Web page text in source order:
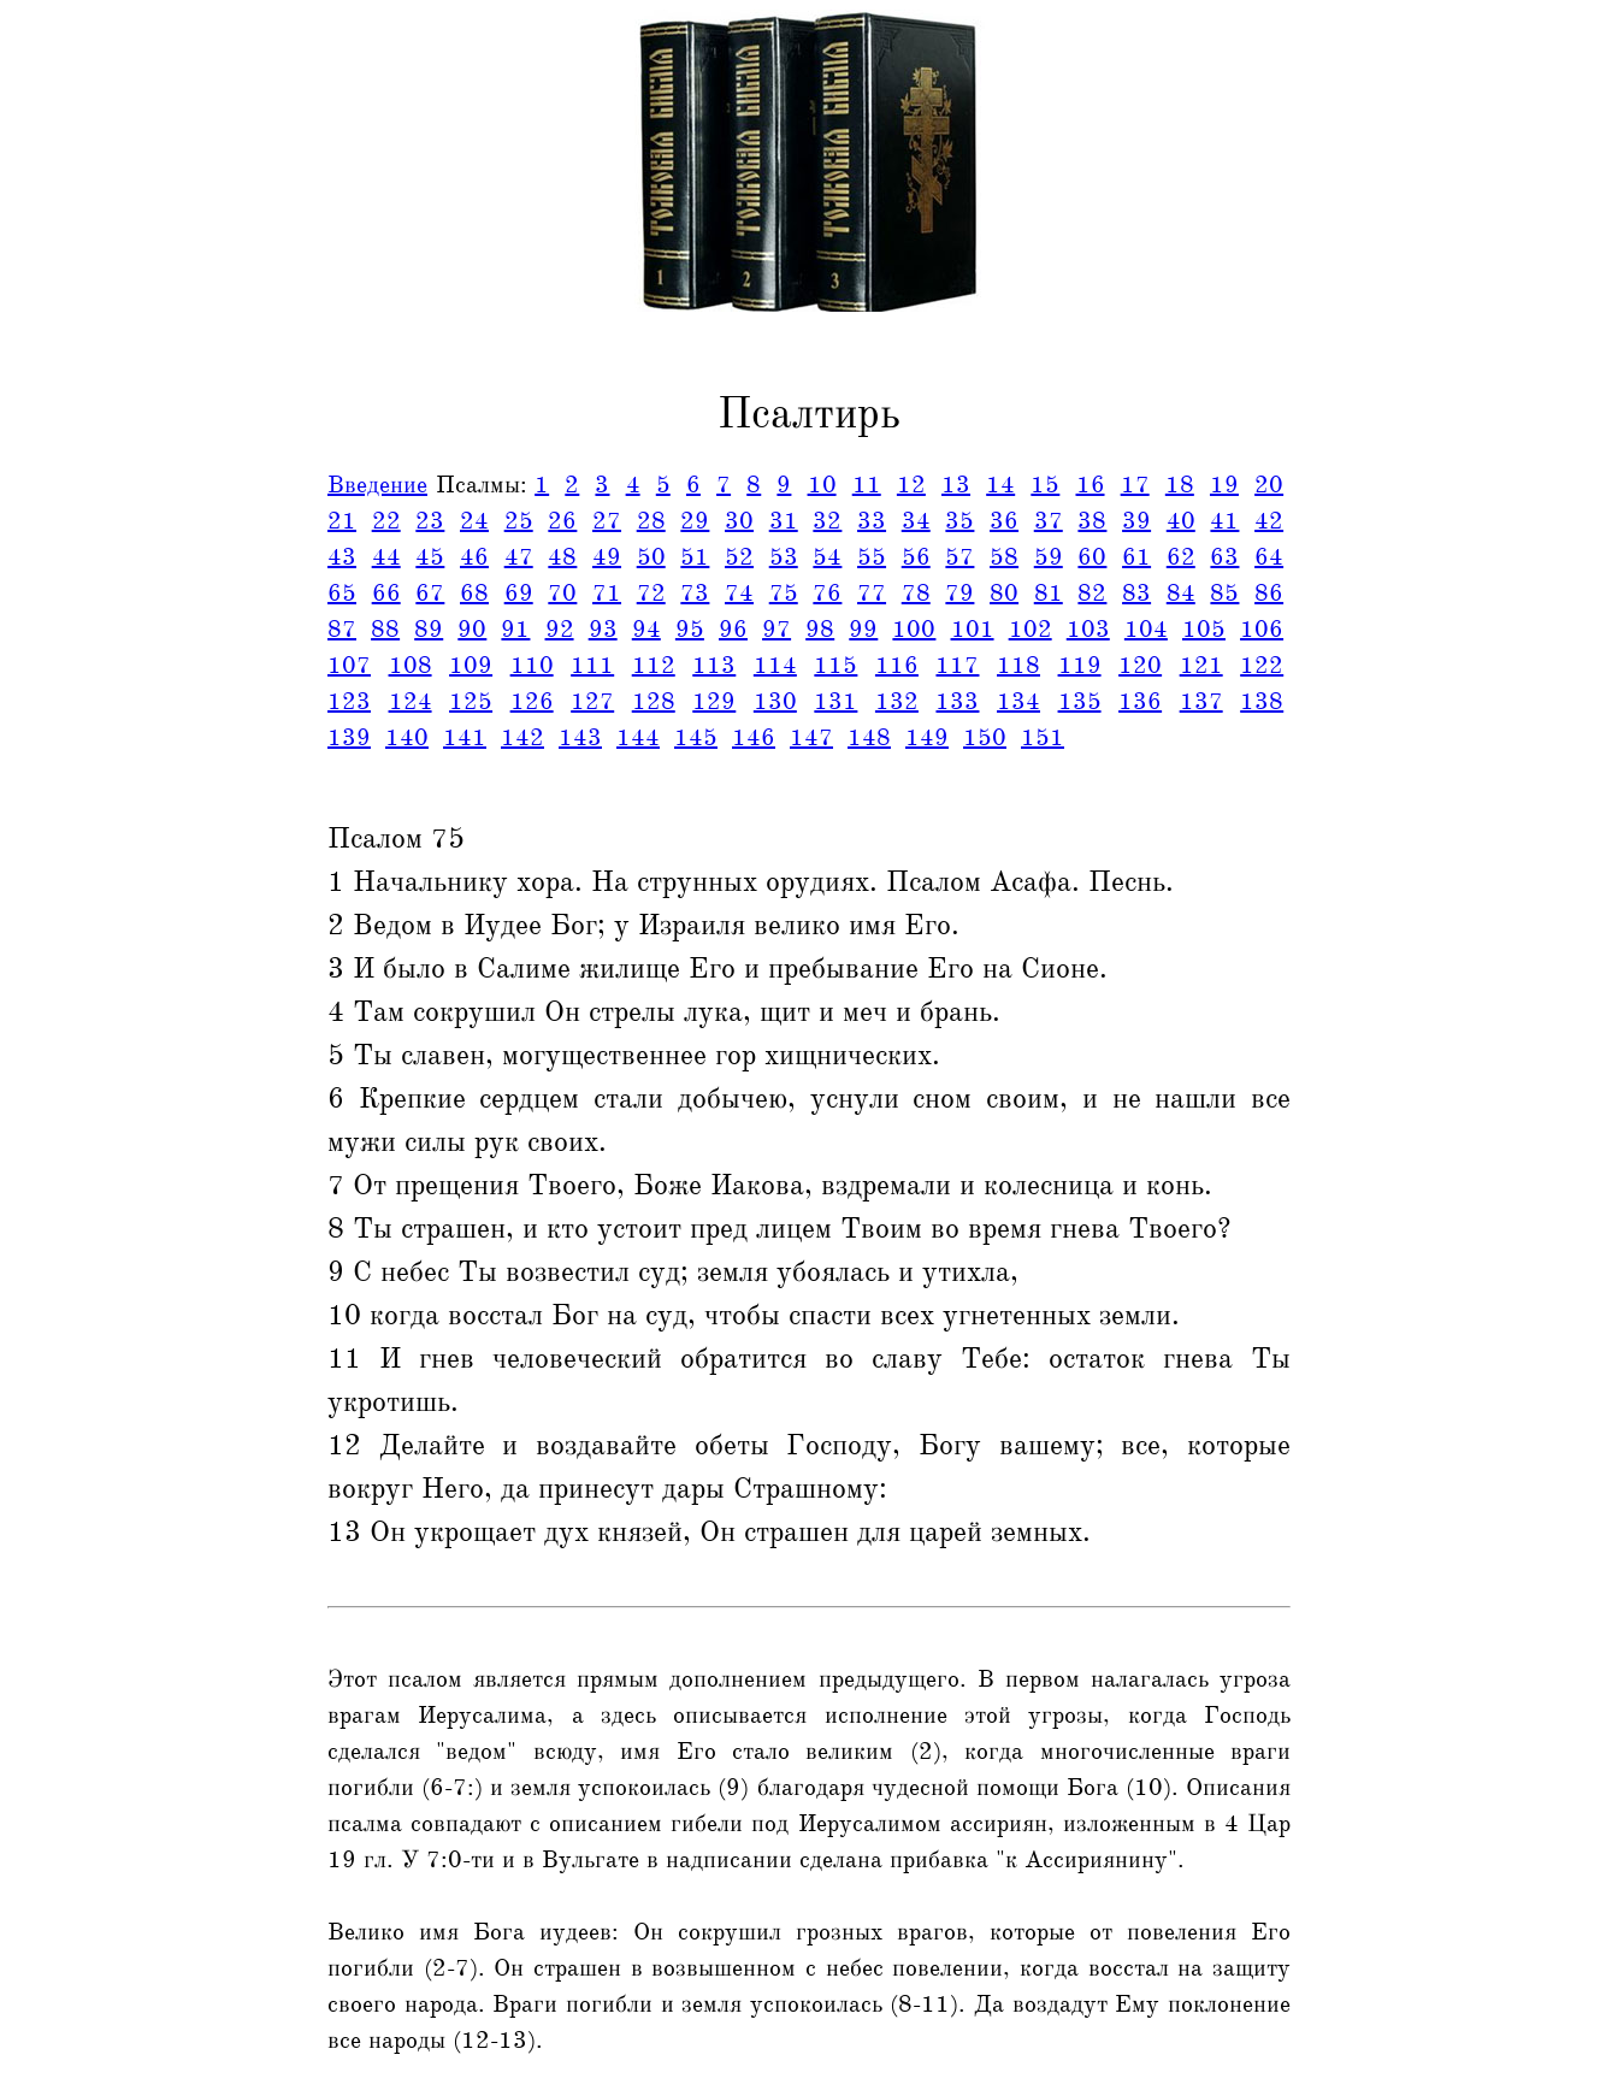
Псалтирь
Введение Псалмы: 1 2 3 4 5 6 7 8 9 10 11 12 13 14 15 16 17 18 19
20
21
22 23 24 25 26 27 28 29 30 31 32 33 34 35 36 37 38 39 40 41
42
43
44 45 46 47 48 49 50 51 52 53 54 55 56 57 58 59 60 61 62 63
64
65 66 67 68 69 70 71 72 73 74 75 76 77 78 79 80 81 82 83 84 85 86
87 88 89 90 91 92 93 94 95 96 97 98 99 100 101 102 103 104 105 106
107
108 109 110 111 112 113 114 115 116 117 118 119 120 121
122
123
124 125 126 127 128 129 130 131 132 133 134 135 136 137
138
139
140 141 142 143 144 145 146 147 148 149 150 151
Псалом 75
1 Начальнику хора. На струнных орудиях. Псалом Асафа. Песнь.
2 Ведом в Иудее Бог; у Израиля велико имя Его.
3 И было в Салиме жилище Его и пребывание Его на Сионе.
4 Там сокрушил Он стрелы лука, щит и меч и брань.
5 Ты славен, могущественнее гор хищнических.
6 Крепкие сердцем стали добычею, уснули сном своим, и не нашли все
мужи силы рук своих.
7 От прещения Твоего, Боже Иакова, вздремали и колесница и конь.
8 Ты страшен, и кто устоит пред лицем Твоим во время гнева Твоего?
9 С небес Ты возвестил суд; земля убоялась и утихла,
10 когда восстал Бог на суд, чтобы спасти всех угнетенных земли.
11 И гнев человеческий обратится во славу Тебе: остаток гнева Ты
укротишь.
12 Делайте и воздавайте обеты Господу, Богу вашему; все, которые
вокруг Него, да принесут дары Страшному:
13 Он укрощает дух князей, Он страшен для царей земных.
Этот псалом является прямым дополнением предыдущего. В первом налагалась угроза
врагам Иерусалима, а здесь описывается исполнение этой угрозы, когда Господь
сделался "ведом" всюду, имя Его стало великим (2), когда многочисленные враги
погибли (6-7:) и земля успокоилась (9) благодаря чудесной помощи Бога (10). Описания
псалма совпадают с описанием гибели под Иерусалимом ассириян, изложенным в 4 Цар
19 гл. У 7:0-ти и в Вульгате в надписании сделана прибавка "к Ассириянину".
Велико имя Бога иудеев: Он сокрушил грозных врагов, которые от повеления Его
погибли (2-7). Он страшен в возвышенном с небес повелении, когда восстал на защиту
своего народа. Враги погибли и земля успокоилась (8-11). Да воздадут Ему поклонение
все народы (12-13).